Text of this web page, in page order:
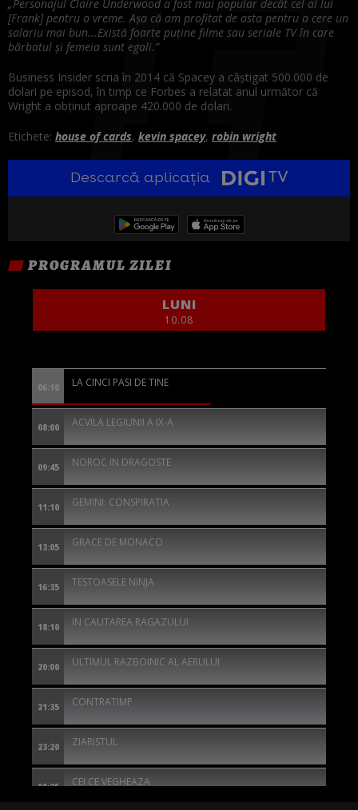
„Personajul Claire Underwood a fost mai popular decât cel al lui
[Frank] pentru o vreme. Așa că am profitat de asta pentru a cere un
salariu mai bun...Există foarte puține filme sau seriale TV în care
bărbatul și femeia sunt egali.”
Business Insider scria în 2014 că Spacey a câștigat 500.000 de
dolari pe episod, în timp ce Forbes a relatat anul următor că
Wright a obținut aproape 420.000 de dolari.
Etichete: house of cards, kevin spacey, robin wright
Descarcă aplicația
PROGRAMUL ZILEI
LUNI
10.08
06:10 LA CINCI PASI DE TINE
08:00 ACVILA LEGIUNII A IX-A
09:45 NOROC IN DRAGOSTE
11:10 GEMINI: CONSPIRATIA
13:05 GRACE DE MONACO
16:35 TESTOASELE NINJA
18:10 IN CAUTAREA RAGAZULUI
20:00 ULTIMUL RAZBOINIC AL AERULUI
21:35 CONTRATIMP
23:20 ZIARISTUL
01:25 CEI CE VEGHEAZA